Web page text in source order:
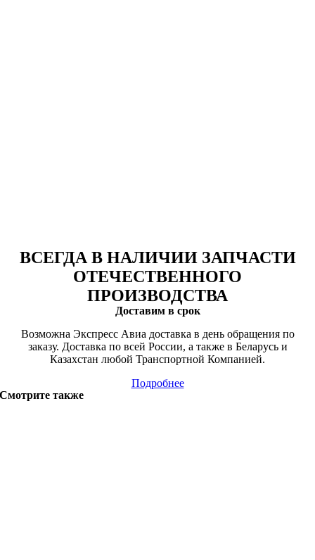
ВСЕГДА В НАЛИЧИИ ЗАПЧАСТИ
ОТЕЧЕСТВЕННОГО
ПРОИЗВОДСТВА
Доставим в срок
Возможна Экспресс Авиа доставка в день обращения по
заказу. Доставка по всей России, а также в Беларусь и
Казахстан любой Транспортной Компанией.
Подробнее
Смотрите также